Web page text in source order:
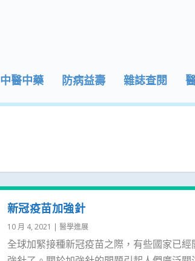
中醫中藥 防病益壽 雜誌查閱
新冠疫苗加強針
10 月 4, 2021 | 醫學進展
全球加緊接種新冠疫苗之際，有些國家已經